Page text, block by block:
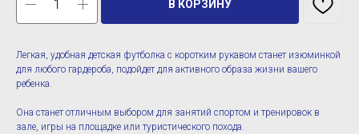
В КОРЗИНУ
Легкая, удобная детская футболка с коротким рукавом станет изюминкой
для любого гардероба, подойдет для активного образа жизни вашего
ребенка.
Она станет отличным выбором для занятий спортом и тренировок в
зале, игры на площадке или туристического похода.